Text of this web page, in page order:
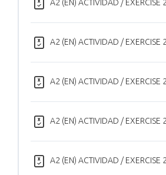
A2 (EN) ACTIVIDAD / EXERCISE
A2 (EN) ACTIVIDAD / EXERCISE
A2 (EN) ACTIVIDAD / EXERCISE
A2 (EN) ACTIVIDAD / EXERCISE
A2 (EN) ACTIVIDAD / EXERCISE